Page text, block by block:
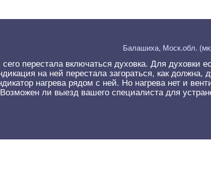
Балашиха, Моск.обл.
перестала включаться духовка. Для духовки
на ней перестала загораться, как должна,
нагрева рядом с ней. Но нагрева нет и
ли выезд вашего специалиста для